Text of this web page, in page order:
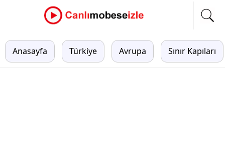
Anasayfa Türkiye Avrupa Sınır Kapıları